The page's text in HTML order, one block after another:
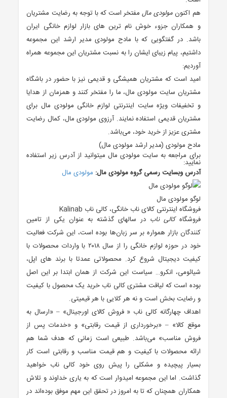
هم اکنونمولودی مالمفتخر است که با توجه به رضایت مشتریان
و همکاران جزوء خوش نام ترین های بازار لوازم خانگی ایران
باشد. در گفتگویی که با مادح مولودی مدیر ارشد این مجموعه
داشتیم، پیام زیبای ایشان را به نسبت مشتریان این مجموعه همراه
آوردیم:
امید است که مشتریان همیشگی و قدیمی نیز با حضور در باشگاه
مشتریان سایت مولودی مال، ما را مفتخر کنند و همزمان از هدایا
و تخفیفات ویژه سایت اینترنتی لوازم خانگی مولودی مال برای
مشتریان قدیمی استفاده نمایند. آرزوی مولودی مال، کمال رضایت
مشتری عزیز از خرید خود، می‌باشد.
مادح مولودی (مدیر ارشد مولودی مال)
برای مراجعه به سایت مولودی مال میتوانید از آدرس زیر استفاده
نمایید:
آدرس وبسایت رسمی گروه مولودی مال: مولودی مال
لوگو مولودی مال
فروشگاه اینترنتی کالای ناب خانگی، کالی ناب Kalinab
فروشگاهکالی ناب در سالهای گذشته به عنوان یکی از تامین
کنندگان بازار همواره بر سر زبان‌ها بوده است، این شرکت فعالیت
خود در حوزه لوازم خانگی را از سال ۲۰۱۸ با واردات محصولات با
کیفیت دیجیتال شروع کرد. محصولاتی عمدتا با برند های اپل،
شیائومی، انکرو… سیاست این شرکت از همان ابتدا بر این اصل
بوده است که لیاقت مشتری کالی ناب خرید یک محصول با کیفیت
و رضایت بخش است و نه هر کلایی با هر قیمیتی.
اهداف چهارگانه کالی ناب « فروش کالای اورجینال» – «ارسال به
موقع کالا» – «برخورداری از قیمت رقابتی» و «خدمات پس از
فروش مناسب» می‌باشد. طبیعی است زمانی که هدف شما هم
ارائه محصولات با کیفیت و هم قیمت مناسب و رقابتی است کار
بسیار پیچیده و مشکلی را پیش روی خود کالی ناب خواهید
گذاشت. اما این مجموعه امیدوار است که به یاری خداوند و تلاش
همکاران همچنان که تا به امروز در تحقق این مهم موفق بوده‌اند در